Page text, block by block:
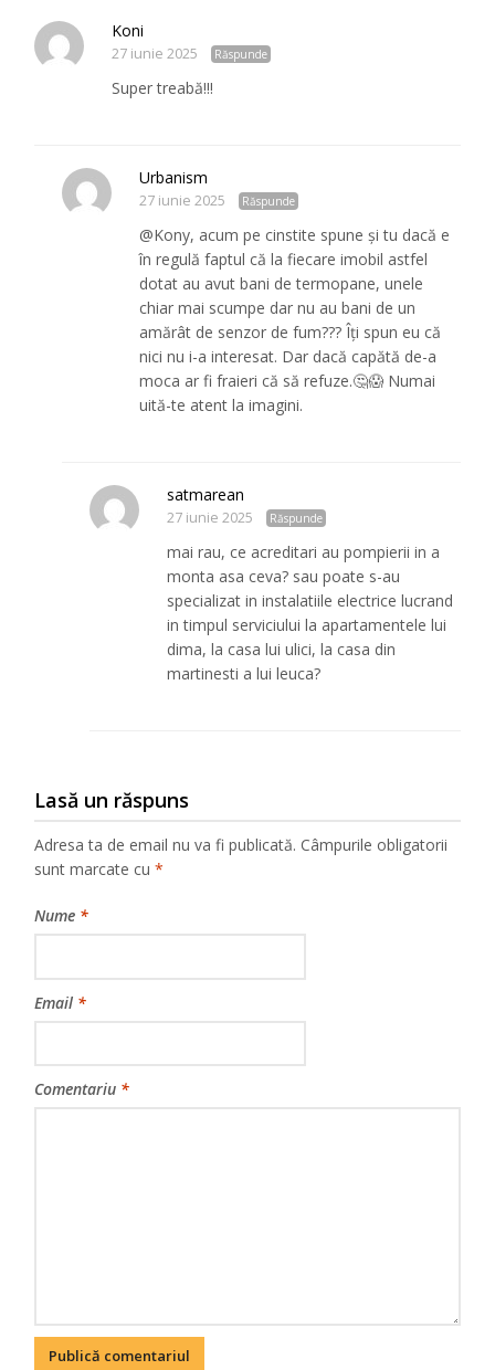
Koni
27 iunie 2025 Răspunde
Super treabă!!!
Urbanism
27 iunie 2025 Răspunde
@Kony, acum pe cinstite spune și tu dacă e
în regulă faptul că la fiecare imobil astfel
dotat au avut bani de termopane, unele
chiar mai scumpe dar nu au bani de un
amărât de senzor de fum??? Îți spun eu că
nici nu i-a interesat. Dar dacă capătă de-a
moca ar fi fraieri că să refuze.🤔😱 Numai
uită-te atent la imagini.
satmarean
27 iunie 2025 Răspunde
mai rau, ce acreditari au pompierii in a
monta asa ceva? sau poate s-au
specializat in instalatiile electrice lucrand
in timpul serviciului la apartamentele lui
dima, la casa lui ulici, la casa din
martinesti a lui leuca?
Lasă un răspuns
Adresa ta de email nu va fi publicată. Câmpurile obligatorii
sunt marcate cu*
Nume *
Email *
Comentariu *